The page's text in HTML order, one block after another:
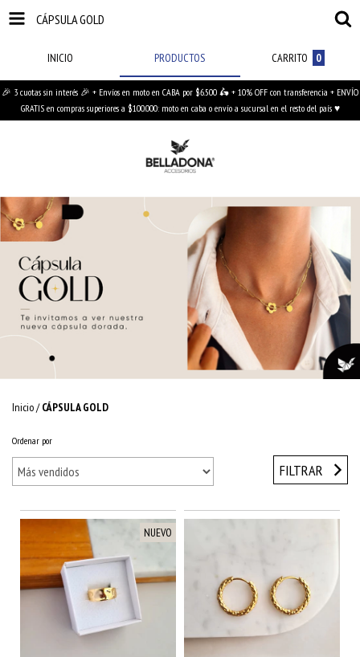
CÁPSULA GOLD
INICIO PRODUCTOS CARRITO 0
🎉 3 cuotas sin interés 🎉 + Envíos en moto en CABA por $6.500 🛵 + 10% OFF con transferencia + ENVÍO
GRATIS en compras superiores a $100.000: moto en caba o envío a sucursal en el resto del país ♥
Inicio/ CÁPSULA GOLD
Ordenar por
FILTRAR
NUEVO